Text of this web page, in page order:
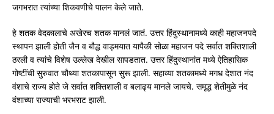
जगभरात त्यांच्या शिकवणीचे पालन केले जाते.
हे शतक वेदकालाचे अखेरच शतक मानलं जातं. उत्तर हिंदुस्थानामध्ये काही महाजनपदे
स्थापन झाली होती जैन व बौद्ध वाड्मयात यापैकी सोळा महाजन पदे सर्वात शक्तिशाली
ठरली व त्यांचे विशेष उल्लेख देखील सापडतात. उत्तर हिंदुस्थानांत मध्ये ऐतिहासिक
गोष्टींची सुरुवात चौथ्या शतकापासून सुरू झाली. सहाव्या शतकामध्ये मगध देशात नंद
वंशाचे राज्य होते जे सर्वात शक्तिशाली व बलाढ्य मानले जायचे. समृद्ध शेतीमुळे नंद
वंशाच्या राज्याची भरभराट झाली.